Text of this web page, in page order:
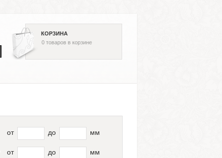
КОРЗИНА
0 товаров в корзине
от до мм
от до мм